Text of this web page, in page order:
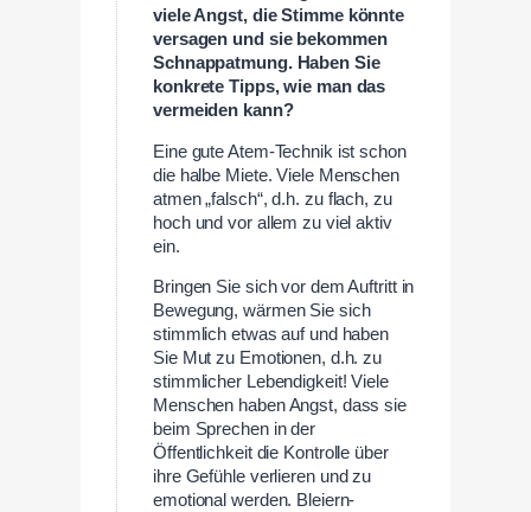
viele Angst, die Stimme könnte
versagen und sie bekommen
Schnappatmung. Haben Sie
konkrete Tipps, wie man das
vermeiden kann?
Eine gute Atem-Technik ist schon
die halbe Miete. Viele Menschen
atmen „falsch“, d.h. zu flach, zu
hoch und vor allem zu viel aktiv
ein.
Bringen Sie sich vor dem Auftritt in
Bewegung, wärmen Sie sich
stimmlich etwas auf und haben
Sie Mut zu Emotionen, d.h. zu
stimmlicher Lebendigkeit! Viele
Menschen haben Angst, dass sie
beim Sprechen in der
Öffentlichkeit die Kontrolle über
ihre Gefühle verlieren und zu
emotional werden. Bleiern-